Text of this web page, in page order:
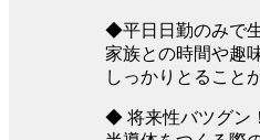
◆平日日勤のみで
家族との時間や趣
しっかりとること
◆ 将来性バツグン！